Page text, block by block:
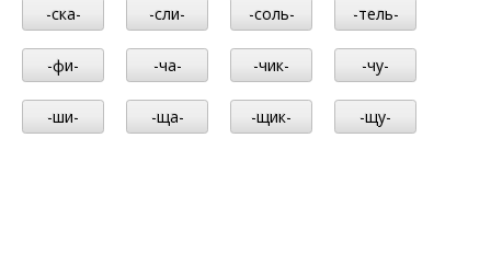
-ска- -сли- -соль- -тель-
-фи- -ча- -чик- -чу-
-ши- -ща- -щик- -щу-